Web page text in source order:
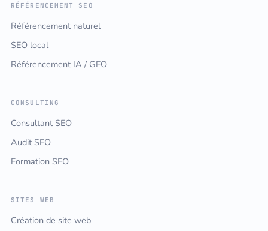
RÉFÉRENCEMENT SEO
Référencement naturel
SEO local
Référencement IA / GEO
CONSULTING
Consultant SEO
Audit SEO
Formation SEO
SITES WEB
Création de site web